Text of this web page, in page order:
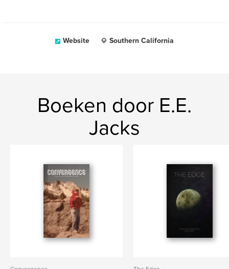
Website Southern California
Boeken door E.E.
Jacks